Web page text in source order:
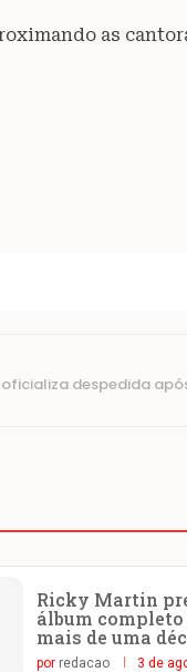
as
despedida
Ricky Martin
álbum
mais de uma
por redacao 3 de